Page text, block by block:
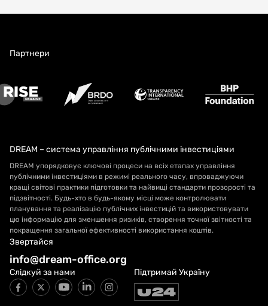
Партнери
DREAM – система управління публічними інвестиціями
DREAM упорядковує ключові процеси на всіх етапах управління
публічними інвестиціями в режимі реального часу, впроваджуючи
кращі світові практики підготовки та найвищі стандарти прозорості та
підзвітності. Будь-хто в будь-якому місці може контролювати
планування та реалізацію публічних інвестицій та використовувати
цю інформацію для зменшення ризиків, створення точної звітності та
покращення загальної ефективності використання коштів.
Звертайся
info@dream-office.org
Слідкуй за нами Підтримай Україну